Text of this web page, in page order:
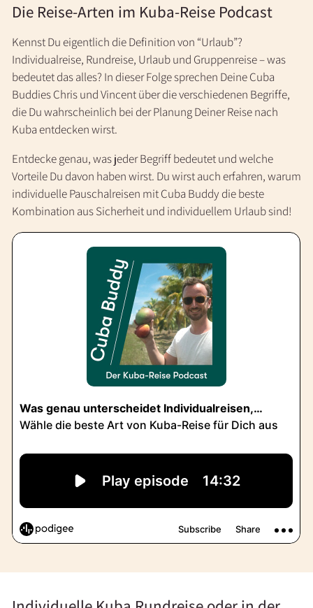
Die Reise-Arten im Kuba-Reise Podcast
Kennst Du eigentlich die Definition von “Urlaub”?
Individualreise, Rundreise, Urlaub und Gruppenreise – was
bedeutet das alles? In dieser Folge sprechen Deine Cuba
Buddies Chris und Vincent über die verschiedenen Begriffe,
die Du wahrscheinlich bei der Planung Deiner Reise nach
Kuba entdecken wirst.
Entdecke genau, was jeder Begriff bedeutet und welche
Vorteile Du davon haben wirst. Du wirst auch erfahren, warum
individuelle Pauschalreisen mit Cuba Buddy die beste
Kombination aus Sicherheit und individuellem Urlaub sind!